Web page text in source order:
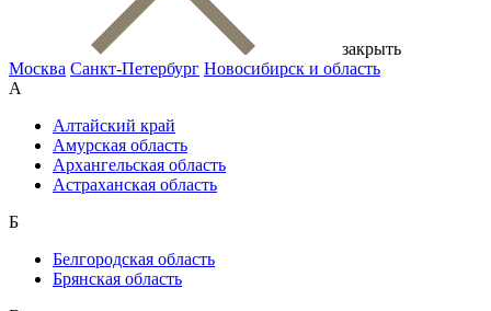
закрыть
Москва Санкт-Петербург Новосибирск и область
А
Алтайский край
Амурская область
Архангельская область
Астраханская область
Б
Белгородская область
Брянская область